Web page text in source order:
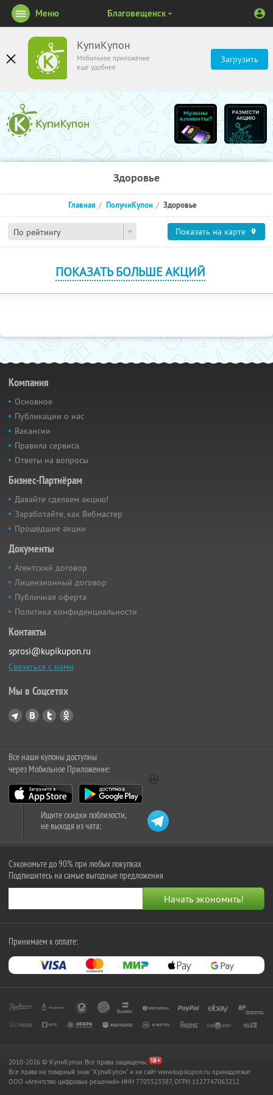
КупиКупон
Мобильное приложение
ещё удобнее
Загрузить
Меню Благовещенск
Здоровье
По рейтингу
Главная ПолучиКупон Здоровье
Показать на карте
ПОКАЗАТЬ БОЛЬШЕ АКЦИЙ
Компания
Основное
Публикации о нас
Вакансии
Правила сервиса
Ответы на вопросы
Бизнес-Партнёрам
Давайте сделаем акцию!
Заработайте, как Вебмастер
Прошедшие акции
Документы
Агентский договор
Лицензионный договор
Публичная оферта
Политика конфиденциальности
Контакты
sprosi@kupikupon.ru
Связаться с нами
Мы в Соцсетях
Все наши купоны доступны
через Мобильное Приложение:
Ищите скидки поблизости,
не выходя из чата:
Сэкономьте до 90% при любых покупках
Подпишитесь на самые выгодные предложения
Принимаем к оплате:
2010-2026 © КупиКупон. Все права защищены.
Все права на товарный знак "КупиКупон" и на сайт www.kupikupon.ru принадлежат
OOO «Агентство цифровых решений» ИНН 7705523387, ОГРН 1127747063212